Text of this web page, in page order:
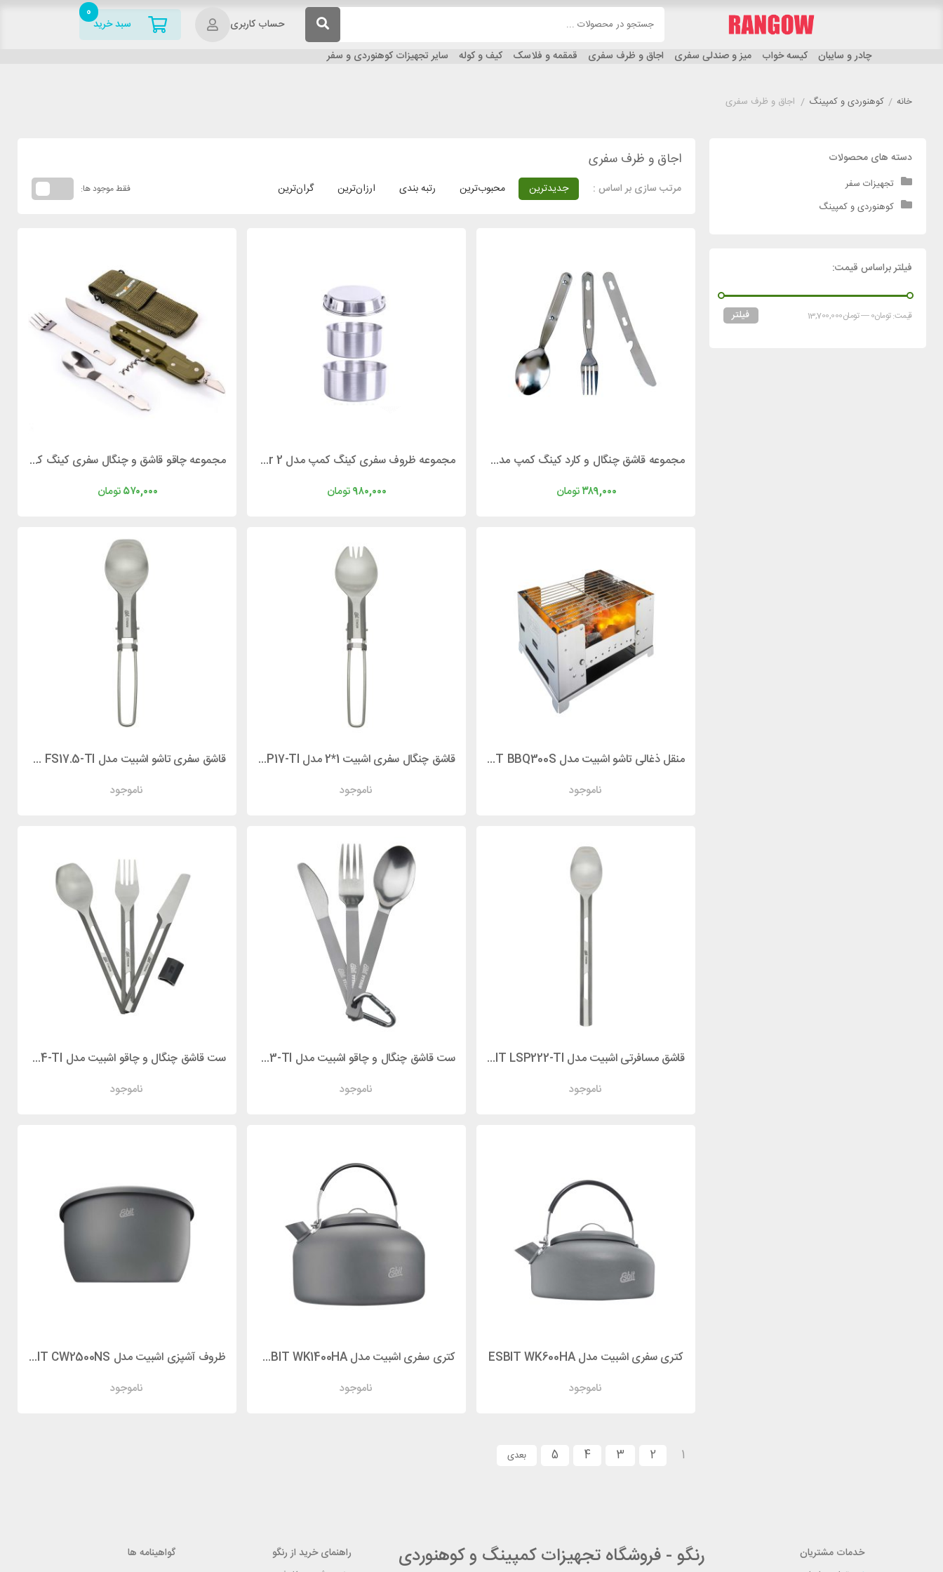
حساب کاربری سبد خرید
0
چادر و سایبان کیسه خواب میز و صندلی سفری اجاق و ظرف سفری قمقمه و فلاسک کیف و کوله سایر تجهیزات کوهنوردی و سفر
خانه / کوهنوردی و کمپینگ / اجاق و ظرف سفری
اجاق و ظرف سفری
مرتب سازی بر اساس : جدیدترین محبوب‌ترین رتبه بندی ارزان‌ترین گران‌ترین فقط موجود ها:
مجموعه قاشق چنگال و کارد کینگ کمپ مدل KingCamp KA3636
تومان۳۸۹,۰۰۰
مجموعه ظروف سفری کینگ کمپ مدل KingCamp Camper 2
تومان۹۸۰,۰۰۰
مجموعه چاقو قاشق و چنگال سفری کینگ کمپ مدل KingCamp Multifunction KA3643
تومان۵۷۰,۰۰۰
منقل ذغالی تاشو اشبیت مدل ESBIT BBQ300S
ناموجود
قاشق چنگال سفری اشبیت 1*2 مدل ESBIT FSP17-TI
ناموجود
قاشق سفری تاشو اشبیت مدل ESBIT FS17.5-TI
ناموجود
قاشق مسافرتی اشبیت مدل ESBIT LSP222-TI
ناموجود
ست قاشق چنگال و چاقو اشبیت مدل ESBIT TC3-TI
ناموجود
ست قاشق چنگال و چاقو اشبیت مدل ESBIT TC4-TI
ناموجود
کتری سفری اشبیت مدل ESBIT WK600HA
ناموجود
کتری سفری اشبیت مدل ESBIT WK1400HA
ناموجود
ظروف آشپزی اشبیت مدل ESBIT CW2500NS
ناموجود
1
2
3
4
5
دسته های محصولات
تجهیزات سفر
کوهنوردی و کمپینگ
فیلتر براساس قیمت:
فیلتر قیمت:تومان0 —تومان13,700,000
خدمات مشتریان
رنگو - فروشگاه تجهیزات کمپینگ و کوهنوردی
راهنمای خرید از رنگو
گواهینامه ها